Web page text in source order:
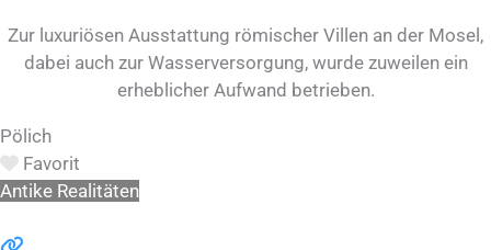
Zur luxuriösen Ausstattung römischer Villen an der Mosel,
dabei auch zur Wasserversorgung, wurde zuweilen ein
erheblicher Aufwand betrieben.
Pölich
Favorit
Antike Realitäten